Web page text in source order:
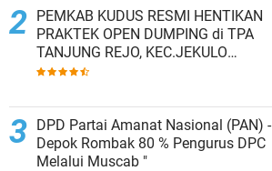
PEMKAB KUDUS RESMI HENTIKAN
PRAKTEK OPEN DUMPING di TPA
TANJUNG REJO, KEC.JEKULO
KAB.KUDUS,BERLAKUKAN SISTEM
DPD Partai Amanat Nasional (PAN) -
Depok Rombak 80 % Pengurus DPC
Melalui Muscab "